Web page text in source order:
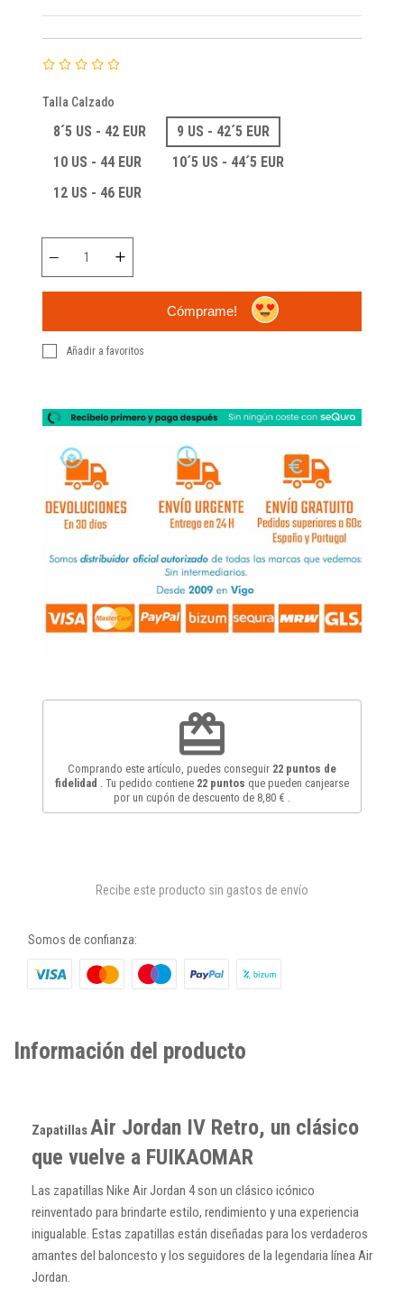
Talla Calzado
8´5 US - 42 EUR
9 US - 42´5 EUR
10 US - 44 EUR
10´5 US - 44´5 EUR
12 US - 46 EUR
Cómprame!
Añadir a favoritos
redeem
Comprando este artículo, puedes conseguir 22 puntos de
fidelidad
. Tu pedido contiene 22 puntos que pueden canjearse
por un cupón de descuento de 8,80 €
Recibe este producto sin gastos de envío
Somos de confianza:
Información del producto
ZapatillasAir Jordan IV Retro, un clásico
que vuelve a FUIKAOMAR
Las zapatillas Nike Air Jordan 4 son un clásico icónico
reinventado para brindarte estilo, rendimiento y una experiencia
inigualable. Estas zapatillas están diseñadas para los verdaderos
amantes del baloncesto y los seguidores de la legendaria línea Air
Jordan.